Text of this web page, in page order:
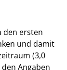
den ersten
und damit
(3,0
Angaben